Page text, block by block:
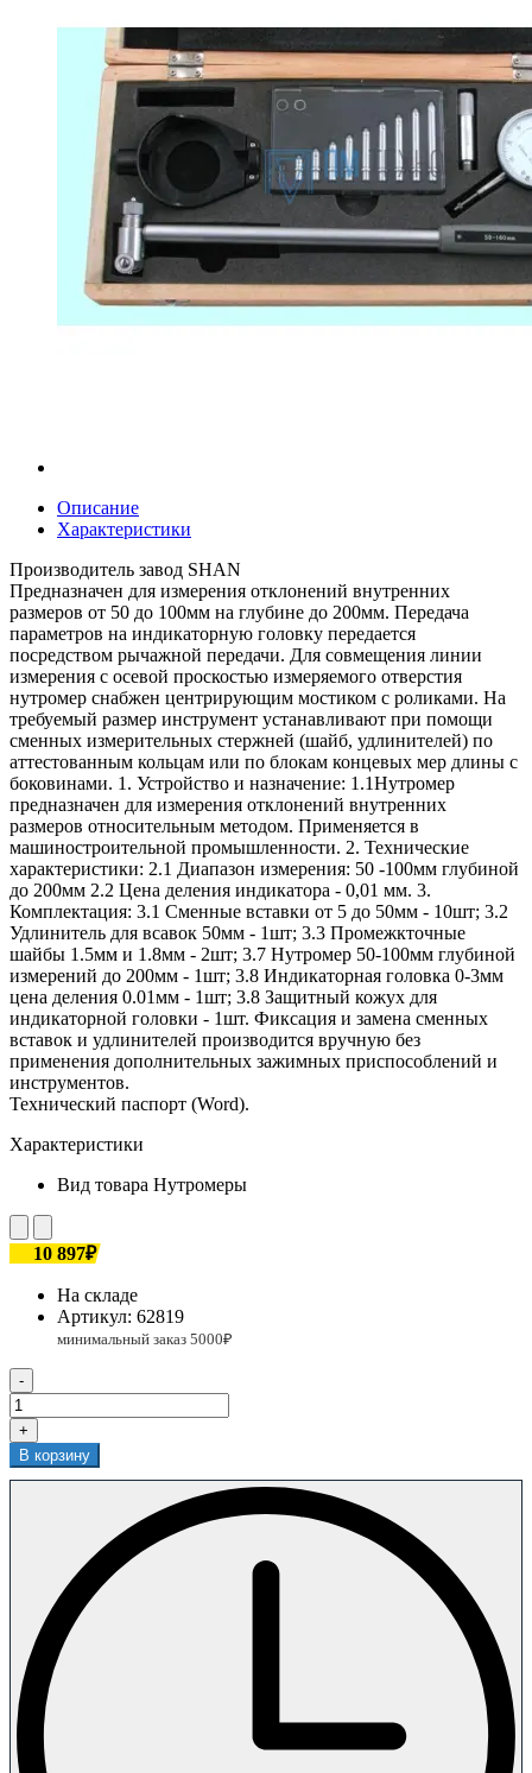
Описание
Характеристики
Производитель завод SHAN
Предназначен для измерения отклонений внутренних
размеров от 50 до 100мм на глубине до 200мм. Передача
параметров на индикаторную головку передается
посредством рычажной передачи. Для совмещения линии
измерения с осевой проскостью измеряемого отверстия
нутромер снабжен центрирующим мостиком с роликами. На
требуемый размер инструмент устанавливают при помощи
сменных измерительных стержней (шайб, удлинителей) по
аттестованным кольцам или по блокам концевых мер длины с
боковинами. 1. Устройство и назначение: 1.1Нутромер
предназначен для измерения отклонений внутренних
размеров относительным методом. Применяется в
машиностроительной промышленности. 2. Технические
характеристики: 2.1 Диапазон измерения: 50 -100мм глубиной
до 200мм 2.2 Цена деления индикатора - 0,01 мм. 3.
Комплектация: 3.1 Сменные вставки от 5 до 50мм - 10шт; 3.2
Удлинитель для всавок 50мм - 1шт; 3.3 Промежкточные
шайбы 1.5мм и 1.8мм - 2шт; 3.7 Нутромер 50-100мм глубиной
измерений до 200мм - 1шт; 3.8 Индикаторная головка 0-3мм
цена деления 0.01мм - 1шт; 3.8 Защитный кожух для
индикаторной головки - 1шт. Фиксация и замена сменных
вставок и удлинителей производится вручную без
применения дополнительных зажимных приспособлений и
инструментов.
Технический паспорт (Word).
Характеристики
Вид товара Нутромеры
10 897₽
На складе
Артикул: 62819
-
+
В корзину